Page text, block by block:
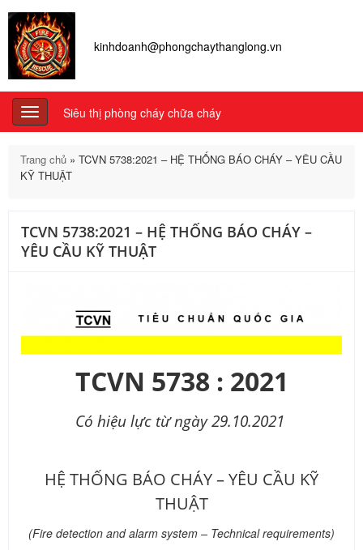
kinhdoanh@phongchaythanglong.vn
Toggle
navigation
Siêu thị phòng cháy chữa cháy
Trang chủ » TCVN 5738:2021 – HỆ THỐNG BÁO CHÁY – YÊU CẦU
KỸ THUẬT
TCVN 5738:2021 – HỆ THỐNG BÁO CHÁY –
YÊU CẦU KỸ THUẬT
TCVN 5738 : 2021
Có hiệu lực từ ngày 29.10.2021
HỆ THỐNG BÁO CHÁY – YÊU CẦU KỸ
THUẬT
(Fire detection and alarm system – Technical requirements)